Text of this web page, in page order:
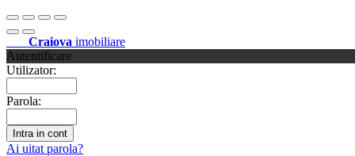
Craiova imobiliare
Autentificare
Utilizator:
Parola:
Ai uitat parola?